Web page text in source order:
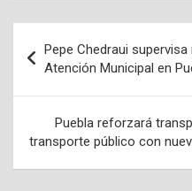
de
entradas
Pepe Chedraui
Atención Municipal en
Puebla reforzará
transporte público con